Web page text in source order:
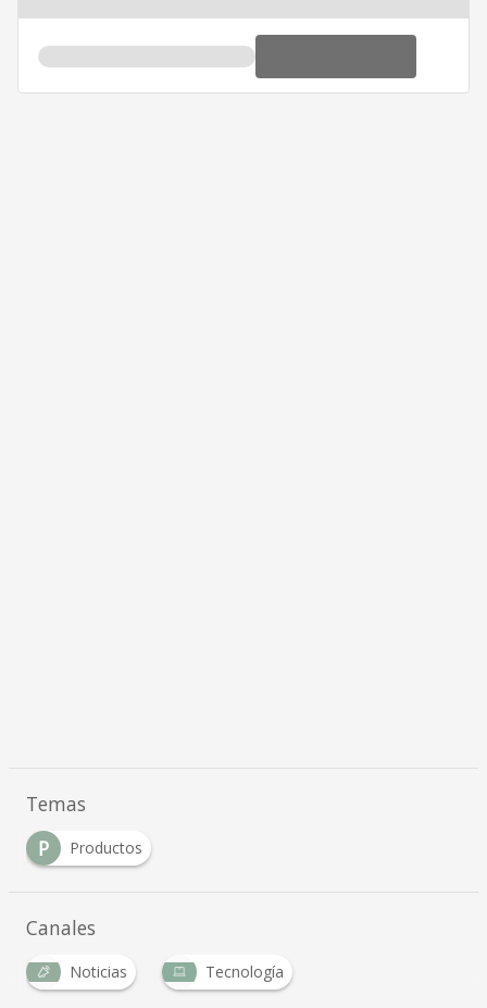
Temas
P
Productos
Canales
Noticias Tecnología